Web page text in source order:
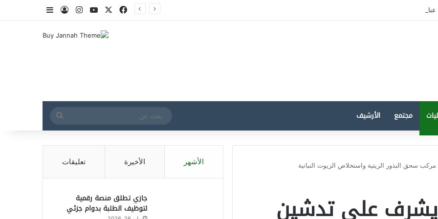
تطوير الصناعة السككية أولوية لتعزيز الإدماج الوطني والسيادة الصناعية فيسبوك ‫YouTube
انستقرامتسجيل الدخول
إضافة عمود
مجتمع الأرشيف
بحث
عن
سحق البذور الزيتية واستخلاص الزيوت النباتية
يشرف على تدشين
الأشهر الأخيرة تعليقات
جازي تطلق منصة رقمية
لتوظيف الطلبة بدوام جزئي